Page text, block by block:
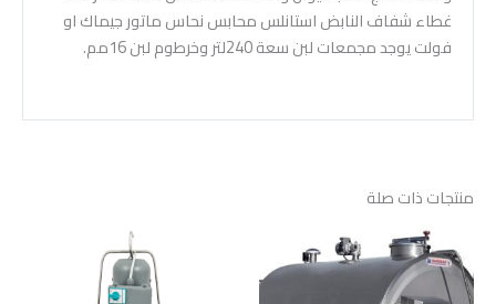
غطاء شفاف النابض استانلس محابس نحاس ماتور جيماك او
فولت يوجد مجمعات لبن سعة 240لتر وخرطوم لبن 16مم.
منتجات ذات صلة